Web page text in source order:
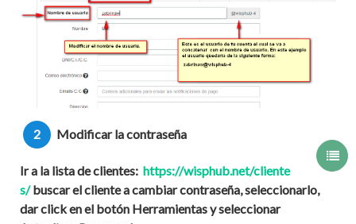
2 Modificar la contraseña
Ir a la lista de clientes: https://wisphub.net/cliente
s/buscar el cliente a cambiar contraseña, seleccionarlo,
dar click en el botón Herramientasy seleccionar